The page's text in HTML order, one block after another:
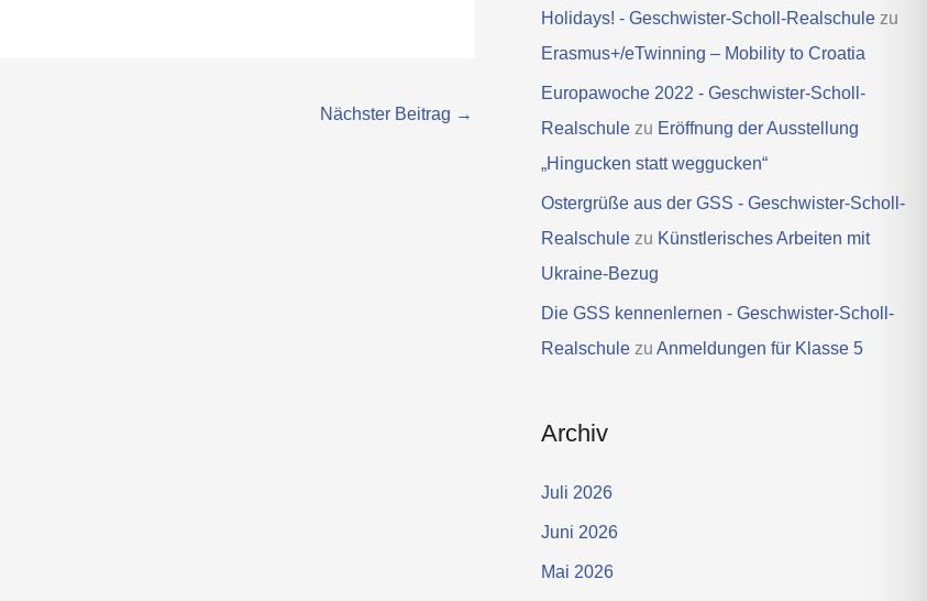
Nächster Beitrag →
Holidays! - Geschwister-Scholl-Realschulezu
Erasmus+/eTwinning – Mobility to Croatia
Europawoche 2022 - Geschwister-Scholl-
Realschulezu Eröffnung der Ausstellung
„Hingucken statt weggucken“
Ostergrüße aus der GSS - Geschwister-Scholl-
Realschulezu Künstlerisches Arbeiten mit
Ukraine-Bezug
Die GSS kennenlernen - Geschwister-Scholl-
Realschulezu Anmeldungen für Klasse 5
Archiv
Juli 2026
Juni 2026
Mai 2026